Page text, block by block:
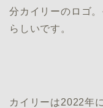
分カイリーのロゴ
らしいです。
カイリーは2022年